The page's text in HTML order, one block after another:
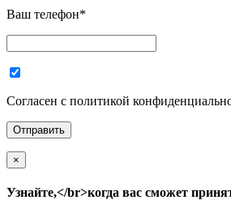
Ваш телефон*
Согласен с политикой
×
Узнайте,</br>когда вас сможет